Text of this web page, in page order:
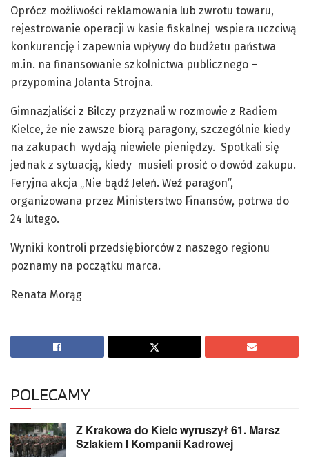
Oprócz możliwości reklamowania lub zwrotu towaru,
rejestrowanie operacji w kasie fiskalnej wspiera uczciwą
konkurencję i zapewnia wpływy do budżetu państwa
m.in. na finansowanie szkolnictwa publicznego –
przypomina Jolanta Strojna.
Gimnazjaliści z Bilczy przyznali w rozmowie z Radiem
Kielce, że nie zawsze biorą paragony, szczególnie kiedy
na zakupach wydają niewiele pieniędzy. Spotkali się
jednak z sytuacją, kiedy musieli prosić o dowód zakupu.
Feryjna akcja „Nie bądź Jeleń. Weź paragon”,
organizowana przez Ministerstwo Finansów, potrwa do
24 lutego.
Wyniki kontroli przedsiębiorców z naszego regionu
poznamy na początku marca.
Renata Morąg
POLECAMY
Z Krakowa do Kielc wyruszył 61. Marsz
Szlakiem I Kompanii Kadrowej